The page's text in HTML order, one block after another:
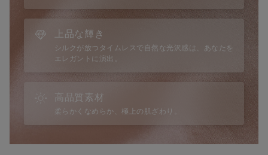
・保温性があり、夏は涼しく冬は暖かい
・光沢があり、高級感がある
・紫外線（UV）カット効果が期待できる
・人の肌に近いタンパク質構造で、肌に優しい
・ストラップ：長さ調節可
・ストレッチ：なし
・透け感：なし
上品な輝き
シルクが放つタイムレスで自然な光沢感は、あなたを
エレガントに演出。
高品質素材
柔らかくなめらか、極上の肌ざわり。